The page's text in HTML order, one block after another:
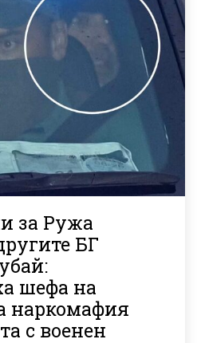
за Ружа
БГ
шефа на
наркомафия
с военен